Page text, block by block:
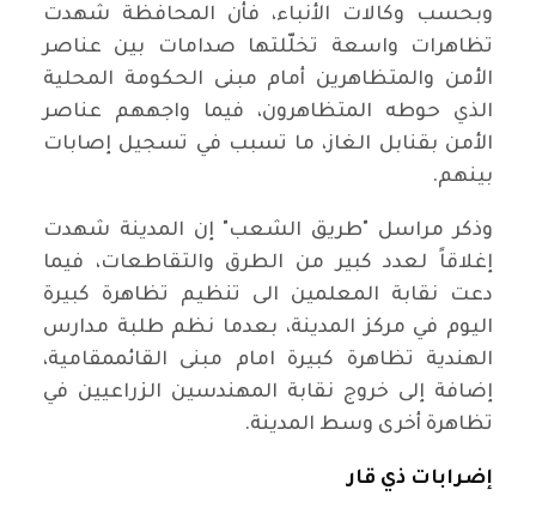
وبحسب وكالات الأنباء، فأن المحافظة شهدت
تظاهرات واسعة تخلّلتها صدامات بين عناصر
الأمن والمتظاهرين أمام مبنى الحكومة المحلية
الذي حوطه المتظاهرون، فيما واجههم عناصر
الأمن بقنابل الغاز، ما تسبب في تسجيل إصابات
بينهم.
وذكر مراسل "طريق الشعب" إن المدينة شهدت
إغلاقاً لعدد كبير من الطرق والتقاطعات، فيما
دعت نقابة المعلمين الى تنظيم تظاهرة كبيرة
اليوم في مركز المدينة، بعدما نظم طلبة مدارس
الهندية تظاهرة كبيرة امام مبنى القائممقامية،
إضافة إلى خروج نقابة المهندسين الزراعيين في
تظاهرة أخرى وسط المدينة.
إضرابات ذي قار ‏